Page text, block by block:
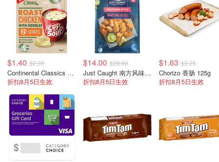
$1.40 $2.80
Continental Classics Cup A Soup 烤鸡汤 75g
折扣8月5日生效
$14.00 $28.00
Just Caught 南方风味无须鳕鱼块 1kg
折扣8月5日生效
$1.63 $3.25
Chorizo 香肠 125g
折扣8月5日生效